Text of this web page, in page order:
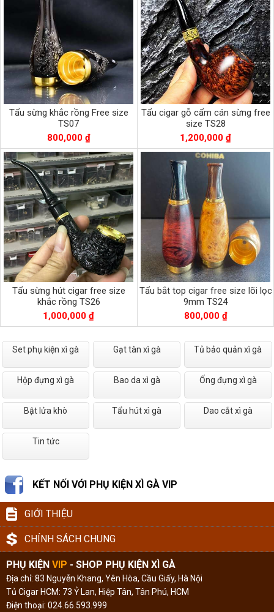
Tẩu sừng khắc rồng Free size
TS07
800,000 ₫
Tẩu cigar gỗ cẩm cán sừng free
size TS28
1,200,000 ₫
Tẩu sừng hút cigar free size
khắc rồng TS26
1,000,000 ₫
Tẩu bắt top cigar free size lõi lọc
9mm TS24
800,000 ₫
Set phụ kiện xì gà Gạt tàn xì gà Tủ bảo quản xì gà
Hộp đựng xì gà Bao da xì gà Ống đựng xì gà
Bật lửa khò Tẩu hút xì gà Dao cắt xì gà
Tin tức
KẾT NỐI VỚI PHỤ KIỆN XÌ GÀ VIP
GIỚI THIỆU
CHÍNH SÁCH CHUNG
PHỤ KIỆN VIP - SHOP PHỤ KIỆN XÌ GÀ
Địa chỉ: 83 Nguyễn Khang, Yên Hòa, Cầu Giấy, Hà Nội
Tủ Cigar HCM: 73 Ỷ Lan, Hiệp Tân, Tân Phú, HCM
Điện thoại: 024.66.593.999